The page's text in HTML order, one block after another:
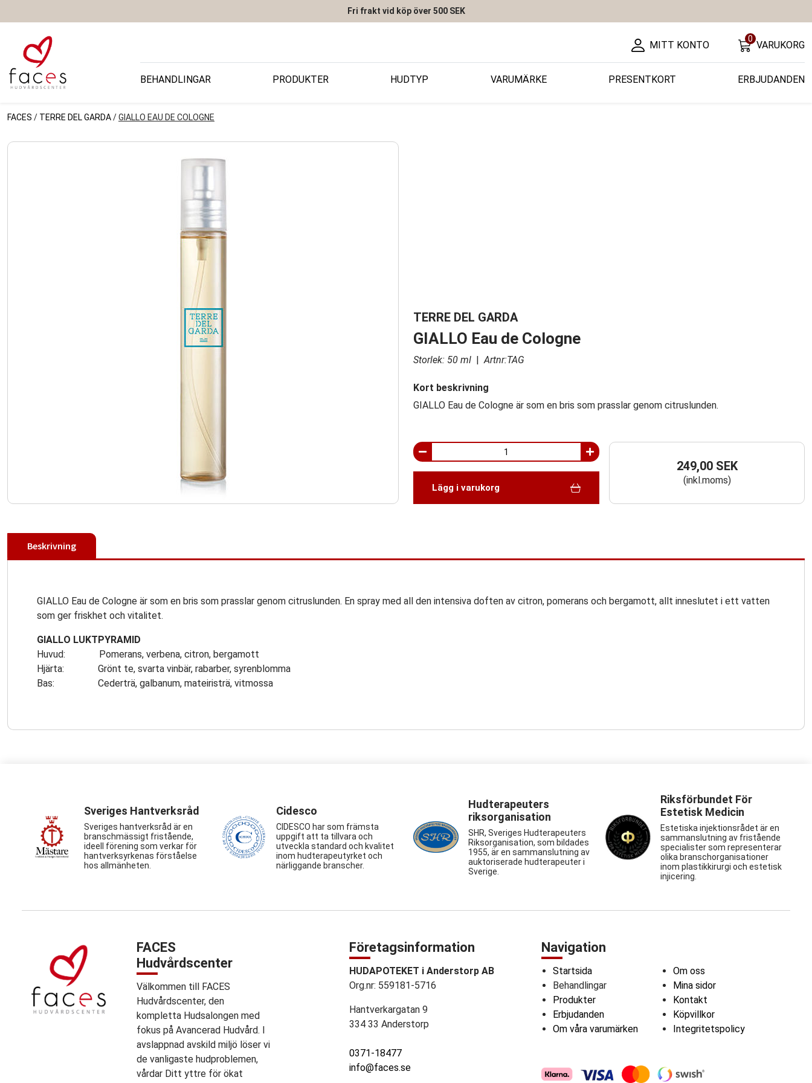
Fri frakt vid köp över 500 SEK
MITT KONTO
0
VARUKORG
BEHANDLINGAR PRODUKTER HUDTYP VARUMÄRKE PRESENTKORT ERBJUDANDEN
FACES / TERRE DEL GARDA/GIALLO EAU DE COLOGNE
TERRE DEL GARDA
GIALLO Eau de Cologne
Storlek: 50 ml | Artnr:TAG
Kort beskrivning
GIALLO Eau de Cologne är som en bris som prasslar genom citruslunden.
Lägg i varukorg
249,00 SEK
(inkl.moms)
Beskrivning
GIALLO Eau de Cologne är som en bris som prasslar genom citruslunden. En spray med all den intensiva doften av citron, pomerans och bergamott, allt inneslutet i ett vatten
som ger friskhet och vitalitet.
GIALLO LUKTPYRAMID
Huvud: Pomerans, verbena, citron, bergamott
Hjärta: Grönt te, svarta vinbär, rabarber, syrenblomma
Bas: Cederträ, galbanum, mateiristrä, vitmossa
Sveriges Hantverksråd
Sveriges hantverksråd är en
branschmässigt fristående,
ideell förening som verkar för
hantverksyrkenas förståelse
hos allmänheten.
Cidesco
CIDESCO har som främsta
uppgift att ta tillvara och
utveckla standard och kvalitet
inom hudterapeutyrket och
närliggande branscher.
Hudterapeuters
riksorganisation
SHR, Sveriges Hudterapeuters
Riksorganisation, som bildades
1955, är en sammanslutning av
auktoriserade hudterapeuter i
Sverige.
Riksförbundet För
Estetisk Medicin
Estetiska injektionsrådet är en
sammanslutning av fristående
specialister som representerar
olika branschorganisationer
inom plastikkirurgi och estetisk
injicering.
FACES
Hudvårdscenter
Välkommen till FACES
Hudvårdscenter, den
kompletta Hudsalongen med
fokus på Avancerad Hudvård. I
avslappnad avskild miljö löser vi
de vanligaste hudproblemen,
vårdar Ditt yttre för ökat
Företagsinformation
HUDAPOTEKET i Anderstorp AB
Org.nr: 559181-5716
Hantverkargatan 9
334 33 Anderstorp
0371-18477
info@faces.se
Navigation
Startsida
Behandlingar
Produkter
Erbjudanden
Om våra varumärken
Om oss
Mina sidor
Kontakt
Köpvillkor
Integritetspolicy